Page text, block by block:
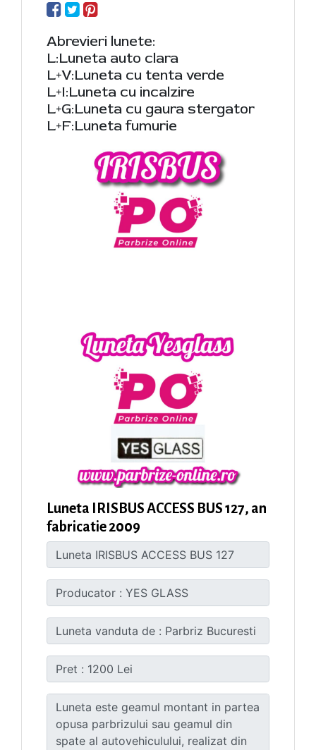
Abrevieri lunete:
L:Luneta auto clara
L+V:Luneta cu tenta verde
L+I:Luneta cu incalzire
L+G:Luneta cu gaura stergator
L+F:Luneta fumurie
Luneta IRISBUS ACCESS BUS 127, an
fabricatie 2009